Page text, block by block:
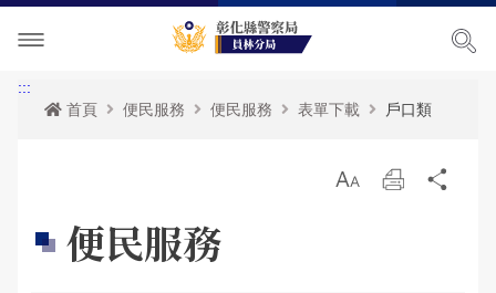
單位介紹
組織執掌
活動訊息
交通安全宣導
便民服務
:::
首頁
便民服務 便民服務 表單下載 戶口類
放 列
便民服務